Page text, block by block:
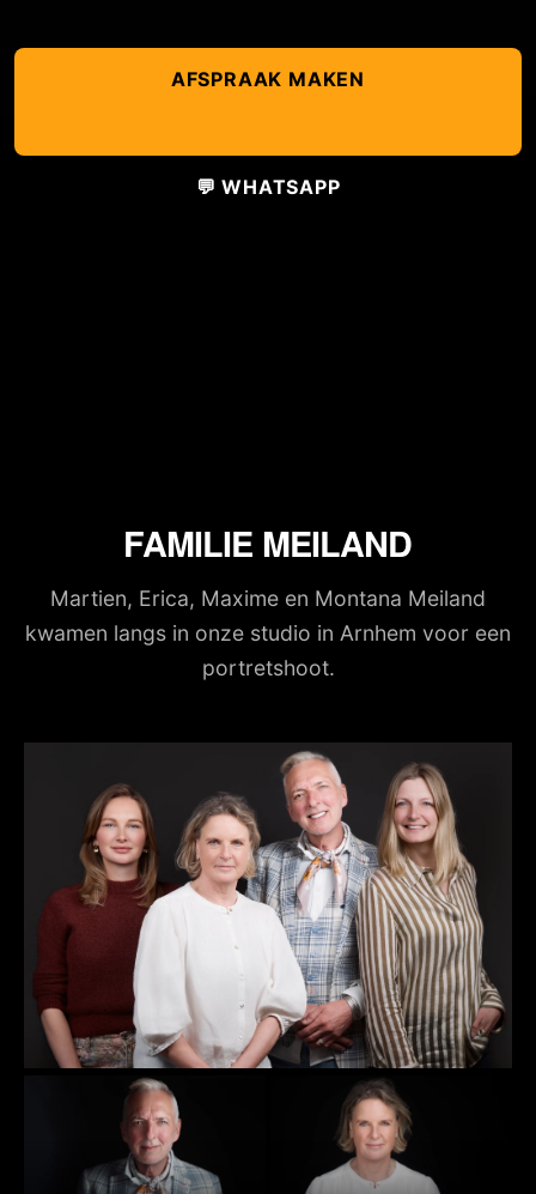
AFSPRAAK MAKEN
💬 WHATSAPP
FAMILIE MEILAND
Martien, Erica, Maxime en Montana Meiland
kwamen langs in onze studio in Arnhem voor een
portretshoot.